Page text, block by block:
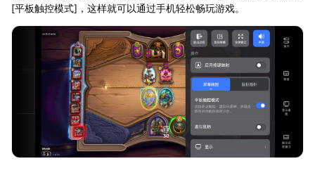
[平板触控模式]，这样就可以通过手机轻松畅玩游戏。